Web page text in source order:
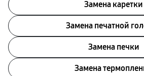
Замена каретки
Замена печатной
Замена печки
Замена